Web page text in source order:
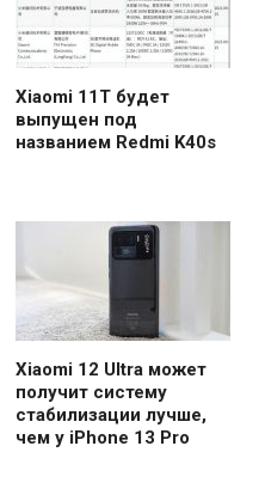
Xiaomi 11T будет
выпущен под
названием Redmi K40s
Xiaomi 12 Ultra может
получит систему
стабилизации лучше,
чем у iPhone 13 Pro